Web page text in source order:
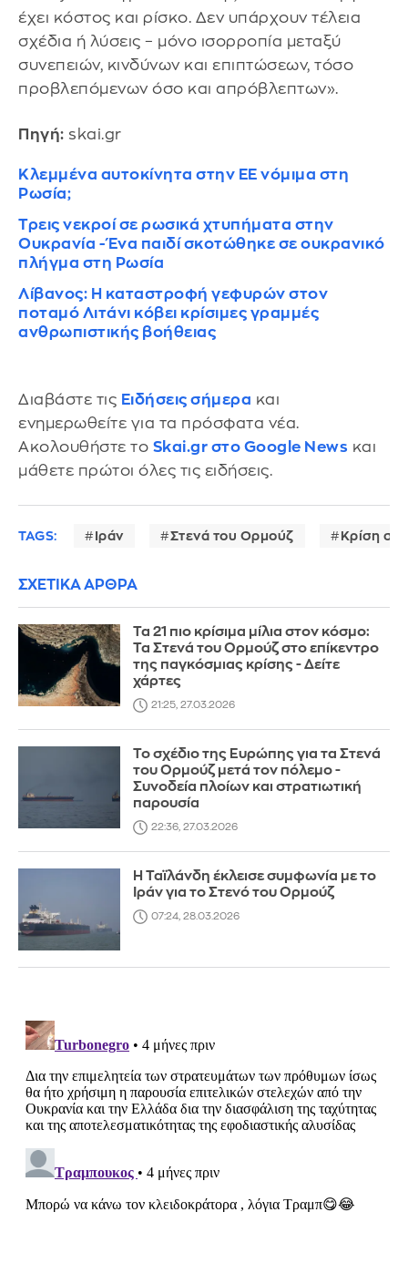
έχει κόστος και ρίσκο. Δεν υπάρχουν τέλεια
σχέδια ή λύσεις – μόνο ισορροπία μεταξύ
συνεπειών, κινδύνων και επιπτώσεων, τόσο
προβλεπόμενων όσο και απρόβλεπτων».
Πηγή: skai.gr
Κλεμμένα αυτοκίνητα στην ΕΕ νόμιμα στη
Ρωσία;
Τρεις νεκροί σε ρωσικά χτυπήματα στην
Ουκρανία - Ένα παιδί σκοτώθηκε σε ουκρανικό
πλήγμα στη Ρωσία
Λίβανος: Η καταστροφή γεφυρών στον
ποταμό Λιτάνι κόβει κρίσιμες γραμμές
ανθρωπιστικής βοήθειας
Διαβάστε τις Ειδήσεις σήμερα και
ενημερωθείτε για τα πρόσφατα νέα.
Ακολουθήστε το Skai.gr στο Google News και
μάθετε πρώτοι όλες τις ειδήσεις.
TAGS: Ιράν Στενά του Ορμούζ Κρίση
ΣΧΕΤΙΚΑ ΑΡΘΡΑ
Τα 21 πιο κρίσιμα μίλια στον κόσμο:
Τα Στενά του Ορμούζ στο επίκεντρο
της παγκόσμιας κρίσης - Δείτε
χάρτες
21:25, 27.03.2026
Το σχέδιο της Ευρώπης για τα Στενά
του Ορμούζ μετά τον πόλεμο -
Συνοδεία πλοίων και στρατιωτική
παρουσία
22:36, 27.03.2026
Η Ταϊλάνδη έκλεισε συμφωνία με το
Ιράν για το Στενό του Ορμούζ
07:24, 28.03.2026